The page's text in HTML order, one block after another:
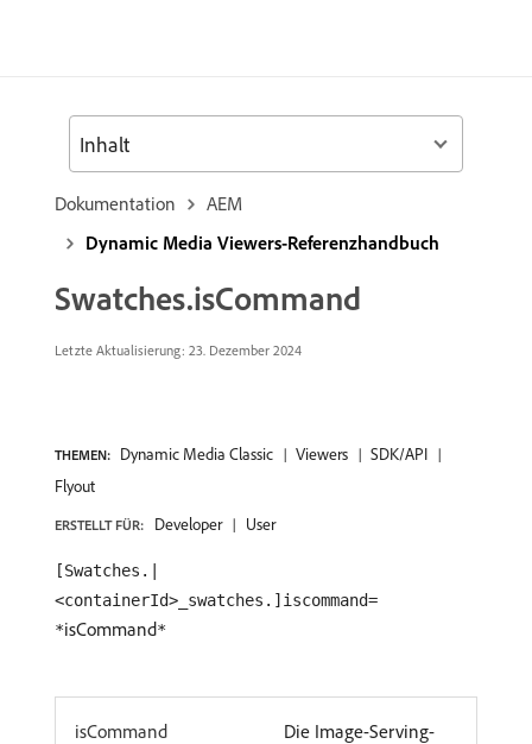
Dokumentation
AEM
Dynamic Media Viewers-Referenzhandbuch
Swatches.isCommand
Letzte Aktualisierung: 23. Dezember 2024
THEMEN: Dynamic Media Classic Viewers
SDK/API
Flyout
ERSTELLT FÜR: Developer User
[Swatches.|
<containerId>_swatches.]iscommand=
*isCommand*
isCommand
Die Image-Serving-
Inhalt